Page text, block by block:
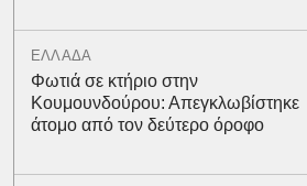
ΕΛΛΑΔΑ
Φωτιά σε κτήριο στην
Κουμουνδούρου: Απεγκλωβίστηκε
άτομο από τον δεύτερο όροφο